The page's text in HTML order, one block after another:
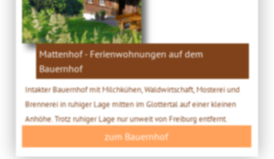
Mattenhof - Ferienwohnungen auf dem
Bauernhof
Intakter Bauernhof mit Milchkühen, Waldwirtschaft, Mosterei und
Brennerei in ruhiger Lage mitten im Glottertal auf einer kleinen
Anhöhe. Trotz ruhiger Lage nur unweit von Freiburg entfernt.
zum Bauernhof